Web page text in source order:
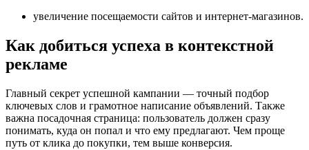
увеличение посещаемости сайтов и интернет-магазинов.
Как добиться успеха в контекстной
рекламе
Главный секрет успешной кампании — точный подбор
ключевых слов и грамотное написание объявлений. Также
важна посадочная страница: пользователь должен сразу
понимать, куда он попал и что ему предлагают. Чем проще
путь от клика до покупки, тем выше конверсия.